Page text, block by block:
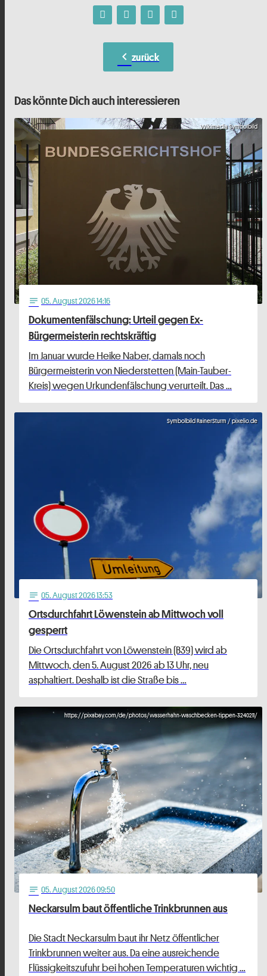
chevron_left zurück
Das könnte Dich auch interessieren
Wikimedia Symbolbild
notes 05. August 2026 14:16
Dokumentenfälschung: Urteil gegen Ex-
Bürgermeisterin rechtskräftig
Im Januar wurde Heike Naber, damals noch
Bürgermeisterin von Niederstetten (Main-Tauber-
Kreis) wegen Urkundenfälschung verurteilt. Das …
Symbolbild RainerSturm / pixelio.de
notes 05. August 2026 13:53
Ortsdurchfahrt Löwenstein ab Mittwoch voll
gesperrt
Die Ortsdurchfahrt von Löwenstein (B39) wird ab
Mittwoch, den 5. August 2026 ab 13 Uhr, neu
asphaltiert. Deshalb ist die Straße bis …
https://pixabay.com/de/photos/wasserhahn-waschbecken-tippen-3240211/
notes 05. August 2026 09:50
Neckarsulm baut öffentliche Trinkbrunnen aus
Die Stadt Neckarsulm baut ihr Netz öffentlicher
Trinkbrunnen weiter aus. Da eine ausreichende
Flüssigkeitszufuhr bei hohen Temperaturen wichtig …